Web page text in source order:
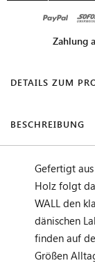
Zahlung
DETAILS ZUM
BESCHREIBUNG
Gefertigt
Holz folgt
WALL den
dänischen
finden auf
Größen